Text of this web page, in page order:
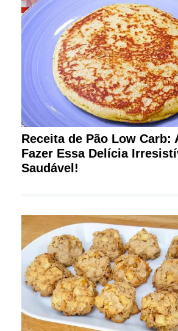
Receita de Pão Low Carb:
Fazer Essa Delícia
Saudável!